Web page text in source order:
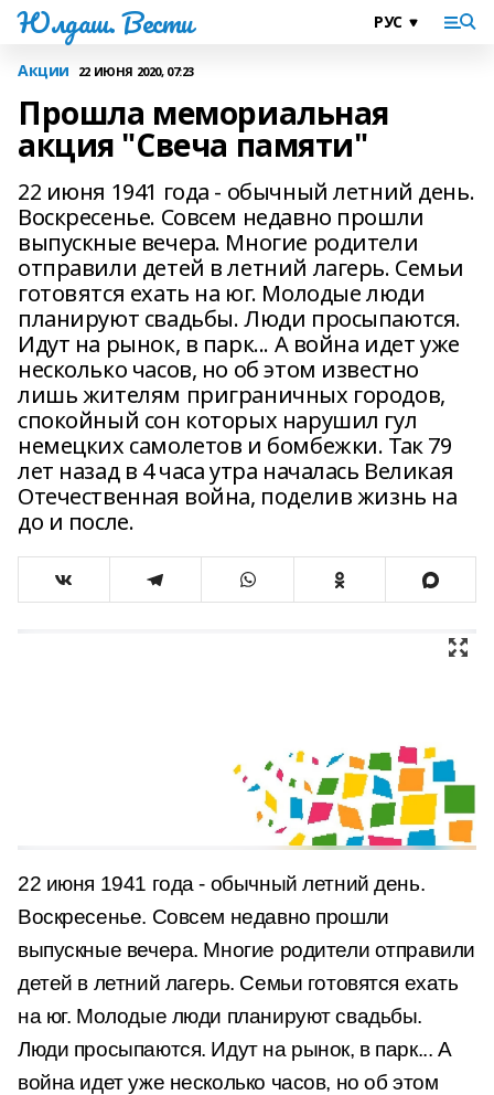
Юлдаш. Вести
Акции 22 ИЮНЯ 2020, 07:23
Прошла мемориальная
акция "Свеча памяти"
22 июня 1941 года - обычный летний день.
Воскресенье. Совсем недавно прошли
выпускные вечера. Многие родители
отправили детей в летний лагерь. Семьи
готовятся ехать на юг. Молодые люди
планируют свадьбы. Люди просыпаются.
Идут на рынок, в парк... А война идет уже
несколько часов, но об этом известно
лишь жителям приграничных городов,
спокойный сон которых нарушил гул
немецких самолетов и бомбежки. Так 79
лет назад в 4 часа утра началась Великая
Отечественная война, поделив жизнь на
до и после.
22 июня 1941 года - обычный летний день.
Воскресенье. Совсем недавно прошли
выпускные вечера. Многие родители отправили
детей в летний лагерь. Семьи готовятся ехать
на юг. Молодые люди планируют свадьбы.
Люди просыпаются. Идут на рынок, в парк... А
война идет уже несколько часов, но об этом